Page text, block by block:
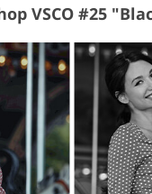
VSCO #25